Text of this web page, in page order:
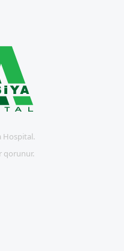
Hospital.
qorunur.